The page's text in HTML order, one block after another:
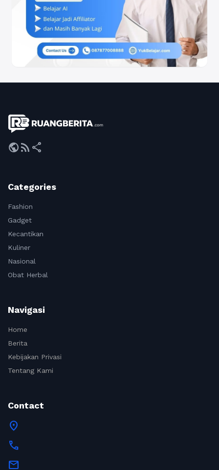
publicrss_feed share
Categories
Fashion
Gadget
Kecantikan
Kuliner
Nasional
Obat Herbal
Navigasi
Home
Berita
Kebijakan Privasi
Tentang Kami
Contact
location_on
call
mail